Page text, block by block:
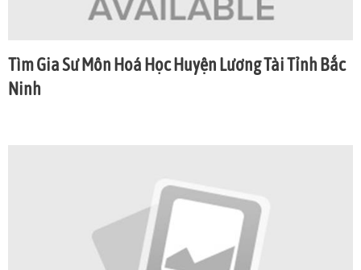
Tìm Gia Sư Môn Hoá Học Huyện Lương Tài Tỉnh Bắc
Ninh